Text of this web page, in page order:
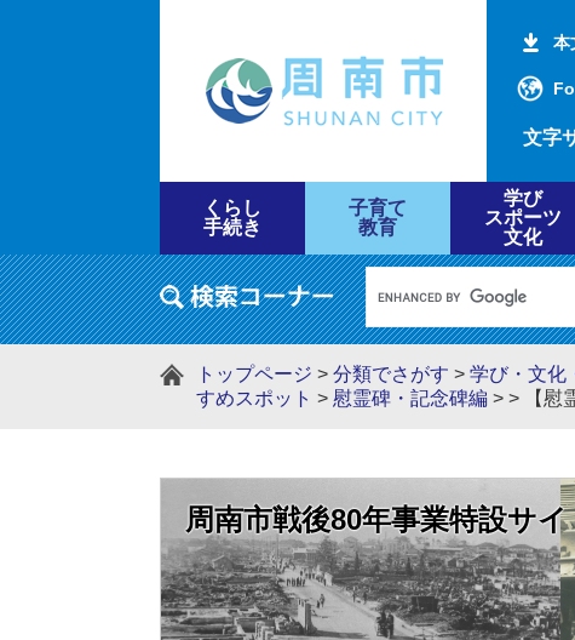
本
文字
くらし
手続き
子育て
教育
学び
スポーツ
文化
トップページ > 分類でさがす > 学び・文化
すめスポット > 慰霊碑・記念碑編 > > 【
周南市戦後80年事業特設サイ